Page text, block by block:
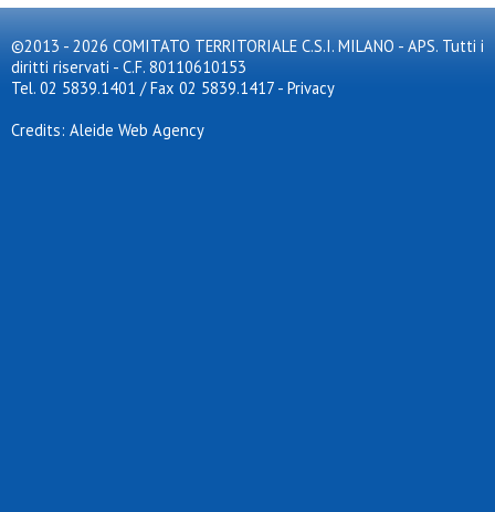
©2013 - 2026 COMITATO TERRITORIALE C.S.I. MILANO - APS. Tutti i
diritti riservati - C.F. 80110610153
Tel. 02 5839.1401 / Fax 02 5839.1417 - Privacy
Credits: Aleide Web Agency